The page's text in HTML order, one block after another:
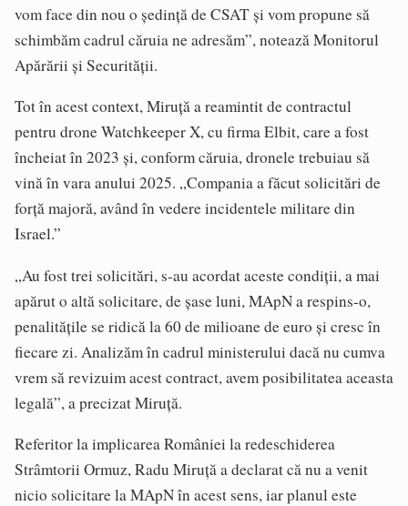
vom face din nou o şedinţă de CSAT şi vom propune să
schimbăm cadrul căruia ne adresăm”, notează Monitorul
Apărării și Securității.
Tot în acest context, Miruţă a reamintit de contractul
pentru drone Watchkeeper X, cu firma Elbit, care a fost
încheiat în 2023 şi, conform căruia, dronele trebuiau să
vină în vara anului 2025. „Compania a făcut solicitări de
forţă majoră, având în vedere incidentele militare din
Israel.”
„Au fost trei solicitări, s-au acordat aceste condiţii, a mai
apărut o altă solicitare, de şase luni, MApN a respins-o,
penalităţile se ridică la 60 de milioane de euro şi cresc în
fiecare zi. Analizăm în cadrul ministerului dacă nu cumva
vrem să revizuim acest contract, avem posibilitatea aceasta
legală”, a precizat Miruţă.
Referitor la implicarea României la redeschiderea
Strâmtorii Ormuz, Radu Miruţă a declarat că nu a venit
nicio solicitare la MApN în acest sens, iar planul este